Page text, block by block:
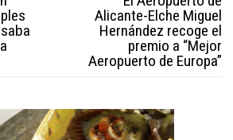
Alicante-Elche Miguel
Hernández recoge el
premio a “Mejor
Aeropuerto de Europa”